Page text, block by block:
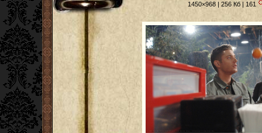
1450×968 | 256 Кб | 161